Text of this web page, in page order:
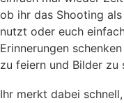
ob ihr das Shooting
nutzt oder euch
Erinnerungen
zu feiern und Bilder zu
Ihr merkt dabei